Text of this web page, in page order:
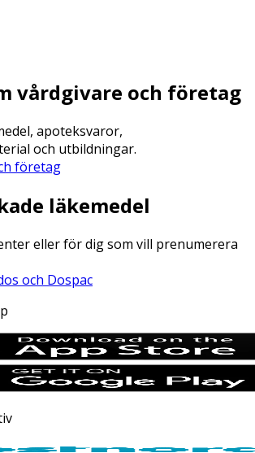
vårdgivare och företag
apoteksvaror,
och utbildningar.
företag
läkemedel
eller för dig som vill prenumerera
och Dospac